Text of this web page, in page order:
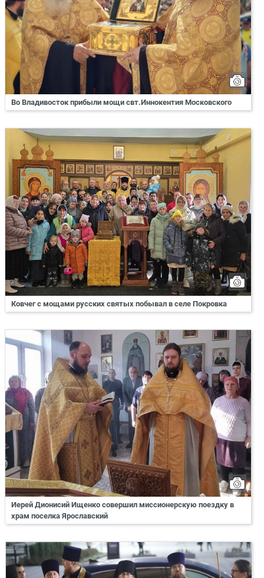
Во Владивосток прибыли мощи свт.Иннокентия Московского
Ковчег с мощами русских святых побывал в селе Покровка
Иерей Дионисий Ищенко совершил миссионерскую поездку в
храм поселка Ярославский